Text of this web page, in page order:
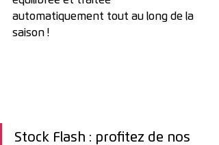
automatiquement tout au long de la
saison !
Stock Flash : profitez de nos